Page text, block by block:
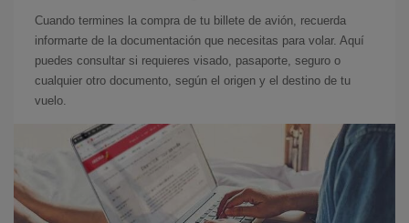
Cuando termines la compra de tu billete de avión, recuerda
informarte de la documentación que necesitas para volar. Aquí
puedes consultar si requieres visado, pasaporte, seguro o
cualquier otro documento, según el origen y el destino de tu
vuelo.